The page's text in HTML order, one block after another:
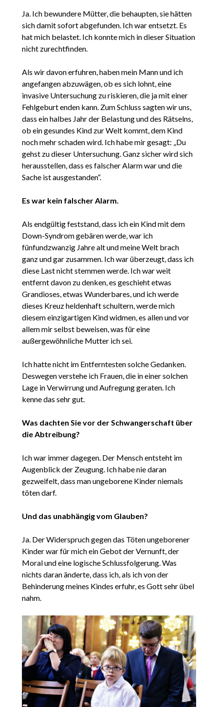
Ja. Ich bewundere Mütter, die behaupten, sie hätten
sich damit sofort abgefunden. Ich war entsetzt. Es
hat mich belastet. Ich konnte mich in dieser Situation
nicht zurechtfinden.
Als wir davon erfuhren, haben mein Mann und ich
angefangen abzuwägen, ob es sich lohnt, eine
invasive Untersuchung zu riskieren, die ja mit einer
Fehlgeburt enden kann. Zum Schluss sagten wir uns,
dass ein halbes Jahr der Belastung und des Rätselns,
ob ein gesundes Kind zur Welt kommt, dem Kind
noch mehr schaden wird. Ich habe mir gesagt: „Du
gehst zu dieser Untersuchung. Ganz sicher wird sich
herausstellen, dass es falscher Alarm war und die
Sache ist ausgestanden“.
Es war kein falscher Alarm.
Als endgültig feststand, dass ich ein Kind mit dem
Down-Syndrom gebären werde, war ich
fünfundzwanzig Jahre alt und meine Welt brach
ganz und gar zusammen. Ich war überzeugt, dass ich
diese Last nicht stemmen werde. Ich war weit
entfernt davon zu denken, es geschieht etwas
Grandioses, etwas Wunderbares, und ich werde
dieses Kreuz heldenhaft schultern, werde mich
diesem einzigartigen Kind widmen, es allen und vor
allem mir selbst beweisen, was für eine
außergewöhnliche Mutter ich sei.
Ich hatte nicht im Entferntesten solche Gedanken.
Deswegen verstehe ich Frauen, die in einer solchen
Lage in Verwirrung und Aufregung geraten. Ich
kenne das sehr gut.
Was dachten Sie vor der Schwangerschaft über
die Abtreibung?
Ich war immer dagegen. Der Mensch entsteht im
Augenblick der Zeugung. Ich habe nie daran
gezweifelt, dass man ungeborene Kinder niemals
töten darf.
Und das unabhängig vom Glauben?
Ja. Der Widerspruch gegen das Töten ungeborener
Kinder war für mich ein Gebot der Vernunft, der
Moral und eine logische Schlussfolgerung. Was
nichts daran änderte, dass ich, als ich von der
Behinderung meines Kindes erfuhr, es Gott sehr übel
nahm.